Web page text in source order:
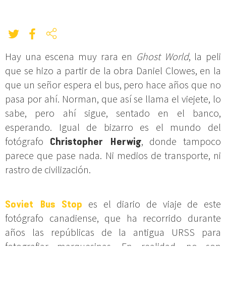
Hay una escena muy rara en Ghost World, la peli
que se hizo a partir de la obra Daniel Clowes, en la
que un señor espera el bus, pero hace años que no
pasa por ahí. Norman, que así se llama el viejete, lo
sabe, pero ahí sigue, sentado en el banco,
esperando. Igual de bizarro es el mundo del
fotógrafo Christopher Herwig, donde tampoco
parece que pase nada. Ni medios de transporte, ni
rastro de civilización.
Soviet Bus Stop es el diario de viaje de este
fotógrafo canadiense, que ha recorrido durante
años las repúblicas de la antigua URSS para
fotografiar marquesinas. En realidad, no son